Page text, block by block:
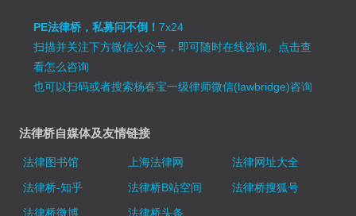
PE法律桥，私募问不倒！7x24
扫描并关注下方微信公众号，即可随时在线咨询。 点击查
看怎么咨询
也可以扫码或者搜索杨春宝一级律师微信(lawbridge)咨询
法律桥自媒体及友情链接
法律图书馆 上海法律网
法律网址大全
法律桥-知乎
法律桥B站空间
法律桥搜狐号
法律桥微博
法律桥头条